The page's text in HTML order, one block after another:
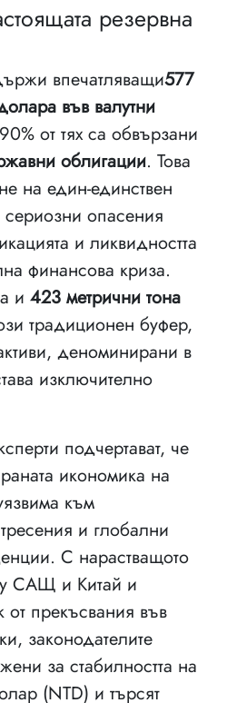
резервна
впечатляващи577
във валутни
от тях са обвързани
облигации. Това
на един-единствен
опасения
и ликвидността
финансова криза.
и 423 метрични тона
традиционен буфер,
деноминирани в
изключително
подчертават, че
икономика на
към
и глобални
С нарастващото
САЩ и Китай и
от прекъсвания във
законодателите
за стабилността на
(NTD) и търсят